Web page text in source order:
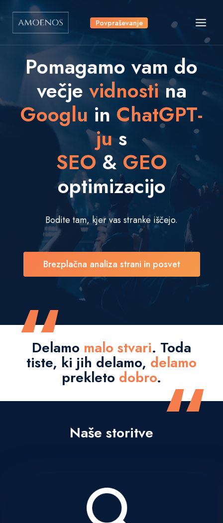
content
Povpraševanje
Pomagamo vam do
večje vidnostina
Googlu in ChatGPT-
ju s
SEO & GEO
optimizacijo
Bodite tam, kjer vas stranke iščejo.
Brezplačna analiza strani in posvet
“
Delamo malo stvari. Toda
tiste, ki jih delamo, delamo
prekleto dobro.“
Naše storitve